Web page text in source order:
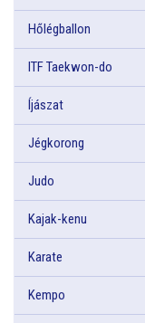
Hőlégballon
ITF Taekwon-do
Íjászat
Jégkorong
Judo
Kajak-kenu
Karate
Kempo